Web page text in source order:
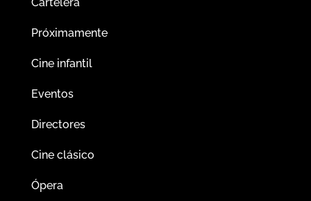
Cartelera
Próximamente
Cine infantil
Eventos
Directores
Cine clásico
Ópera